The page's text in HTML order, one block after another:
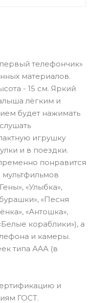
телефончик»
материалов.
- 15 см. Яркий
лёгким и
будет нажимать
игрушку
и в поездки.
понравится
«Улыбка»,
«Песня
«Антошка»,
кораблики»), а
и камеры.
типа ААА (в
и
ГОСТ.